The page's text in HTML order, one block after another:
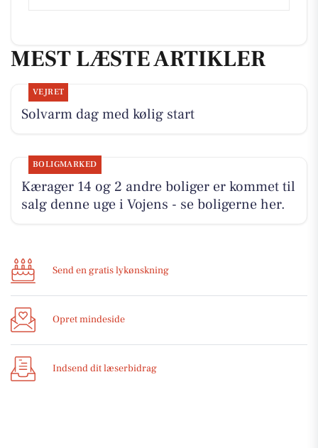
MEST LÆSTE ARTIKLER
VEJRET
Solvarm dag med kølig start
BOLIGMARKED
Kærager 14 og 2 andre boliger er kommet til
salg denne uge i Vojens - se boligerne her.
Send en gratis lykønskning
Opret mindeside
Indsend dit læserbidrag